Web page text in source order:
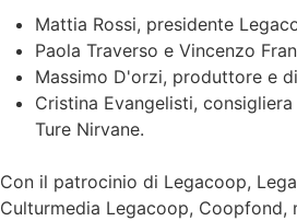
Mattia Rossi, presidente
Paola Traverso e Vincenzo
Massimo D'orzi, produttore e
Cristina Evangelisti,
Ture Nirvane.
Con il patrocinio di Legacoop,
Culturmedia Legacoop, Coopfond,